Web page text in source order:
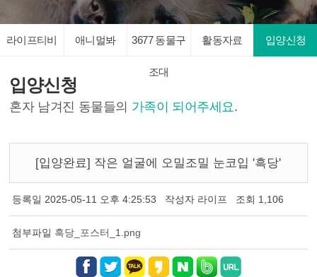
라이프티비 애니멀봐 3677 동물구
조대
활동자료 입양신청
입양신청
혼자 남겨진 동물들의 가족이 되어주세요.
[입양완료] 작은 얼굴에 오밀조밀 눈코입 '흑당'
등록일 2025-05-11 오후 4:25:53 작성자 라이프 조회 1,106
첨부파일 흑당_포스터_1.png